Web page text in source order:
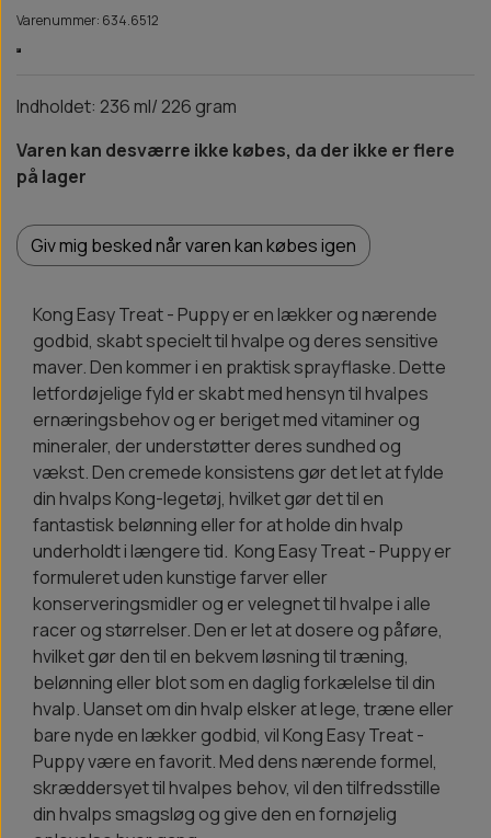
Varenummer: 634.6512
Indholdet: 236 ml/ 226 gram
Varen kan desværre ikke købes, da der ikke er flere
på lager
Giv mig besked når varen kan købes igen
Kong Easy Treat - Puppy er en lækker og nærende
godbid, skabt specielt til hvalpe og deres sensitive
maver. Den kommer i en praktisk sprayflaske. Dette
letfordøjelige fyld er skabt med hensyn til hvalpes
ernæringsbehov og er beriget med vitaminer og
mineraler, der understøtter deres sundhed og
vækst. Den cremede konsistens gør det let at fylde
din hvalps Kong-legetøj, hvilket gør det til en
fantastisk belønning eller for at holde din hvalp
underholdt i længere tid. Kong Easy Treat - Puppy er
formuleret uden kunstige farver eller
konserveringsmidler og er velegnet til hvalpe i alle
racer og størrelser. Den er let at dosere og påføre,
hvilket gør den til en bekvem løsning til træning,
belønning eller blot som en daglig forkælelse til din
hvalp. Uanset om din hvalp elsker at lege, træne eller
bare nyde en lækker godbid, vil Kong Easy Treat -
Puppy være en favorit. Med dens nærende formel,
skræddersyet til hvalpes behov, vil den tilfredsstille
din hvalps smagsløg og give den en fornøjelig